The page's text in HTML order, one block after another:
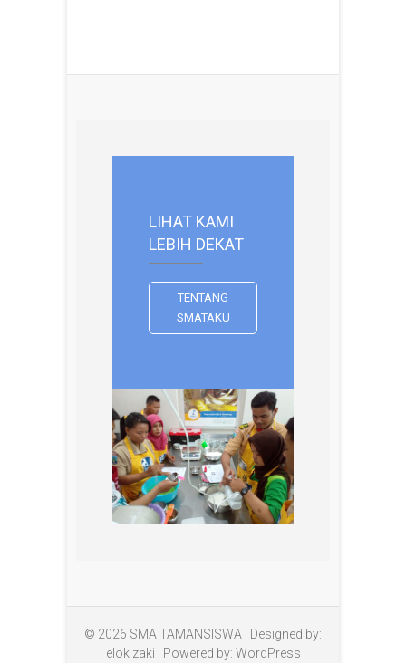
LIHAT KAMI
LEBIH DEKAT
TENTANG
SMATAKU
© 2026 SMA TAMANSISWA
| Designed by:
elok zaki | Powered by: WordPress